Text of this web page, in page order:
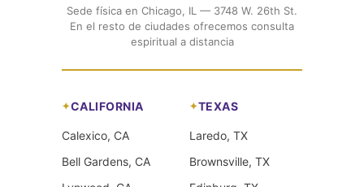
Sede física en Chicago, IL — 3748 W. 26th St.
En el resto de ciudades ofrecemos consulta
espiritual a distancia
CALIFORNIA
Calexico, CA
Bell Gardens, CA
TEXAS
Laredo, TX
Brownsville, TX